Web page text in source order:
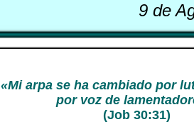
9 de
«Mi arpa se ha cambiado por
por voz de
(Job 30:31)